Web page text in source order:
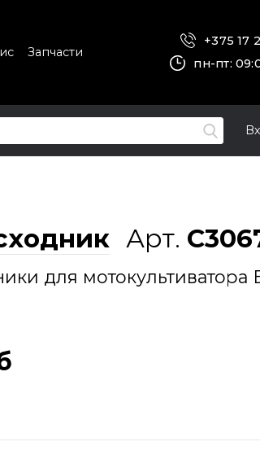
Запчасти
+375 17
пн-пт:
Арт.
для мотокультиватора